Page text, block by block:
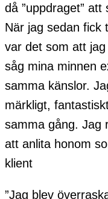
då ”uppdraget”
När jag sedan fick
var det som att
såg mina minnen
samma känslor.
märkligt,
samma gång. Jag
att anlita honom
klient
”Jag blev